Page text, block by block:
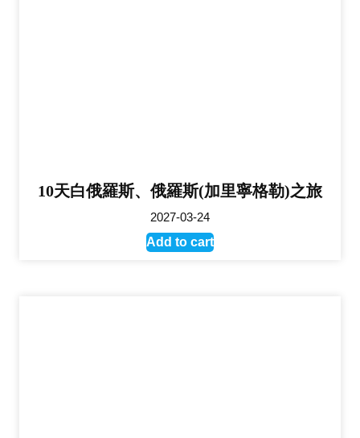
10天白俄羅斯、俄羅斯(加里寧格勒)之旅
2027-03-24
Add to cart